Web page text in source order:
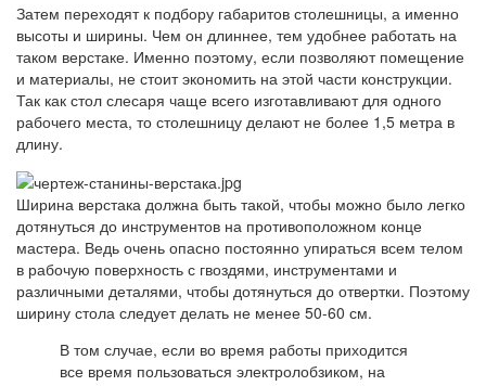
Затем переходят к подбору габаритов столешницы, а именно
высоты и ширины. Чем он длиннее, тем удобнее работать на
таком верстаке. Именно поэтому, если позволяют помещение
и материалы, не стоит экономить на этой части конструкции.
Так как стол слесаря ​​чаще всего изготавливают для одного
рабочего места, то столешницу делают не более 1,5 метра в
длину.
Ширина верстака должна быть такой, чтобы можно было легко
дотянуться до инструментов на противоположном конце
мастера. Ведь очень опасно постоянно упираться всем телом
в рабочую поверхность с гвоздями, инструментами и
различными деталями, чтобы дотянуться до отвертки. Поэтому
ширину стола следует делать не менее 50-60 см.
В том случае, если во время работы приходится
все время пользоваться электролобзиком, на